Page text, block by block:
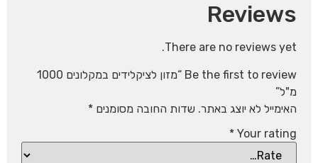
Reviews
There are no reviews yet.
Be the first to review “מזון לציקלידים במקלונים 1000
מ"ל”
האימייל לא יוצג באתר. שדות החובה מסומנים *
Your rating
*